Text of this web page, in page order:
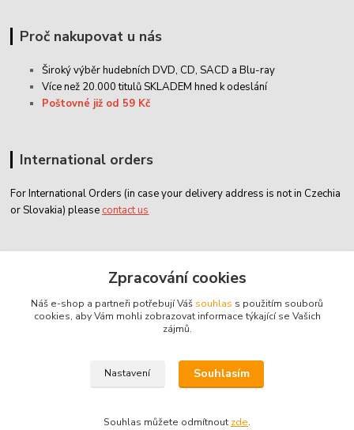
Proč nakupovat u nás
Široký výběr hudebních DVD, CD,SACD a Blu-ray
Více než 20.000 titulů SKLADEM hned k odeslání
Poštovné již od 59 Kč
International orders
For International Orders (in case your delivery address is not in Czechia
or Slovakia) please contact us
classicdvd@classicdvd.cz
© 2004 - 2026 ClassicDVD.cz
Zpracování cookies
Náš e-shop a partneři potřebují Váš souhlas s použitím souborů
cookies, aby Vám mohli zobrazovat informace týkající se Vašich
zájmů.
Nastavení Souhlasím
Souhlas můžete odmítnout zde.